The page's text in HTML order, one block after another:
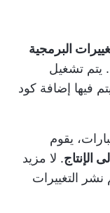
البرمجية
. يتم تشغيل
فيها إضافة كود
يقوم
الإنتاج. لا مزيد
التغييرات